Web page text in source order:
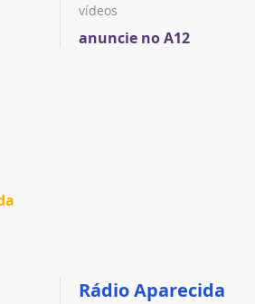
vídeos
anuncie no A12
Rádio Aparecida